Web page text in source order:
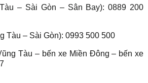
– Sài Gòn – Sân Bay): 0889 200
Tàu – Sài Gòn): 0993 500 500
Tàu – bến xe Miền Đông – bến xe